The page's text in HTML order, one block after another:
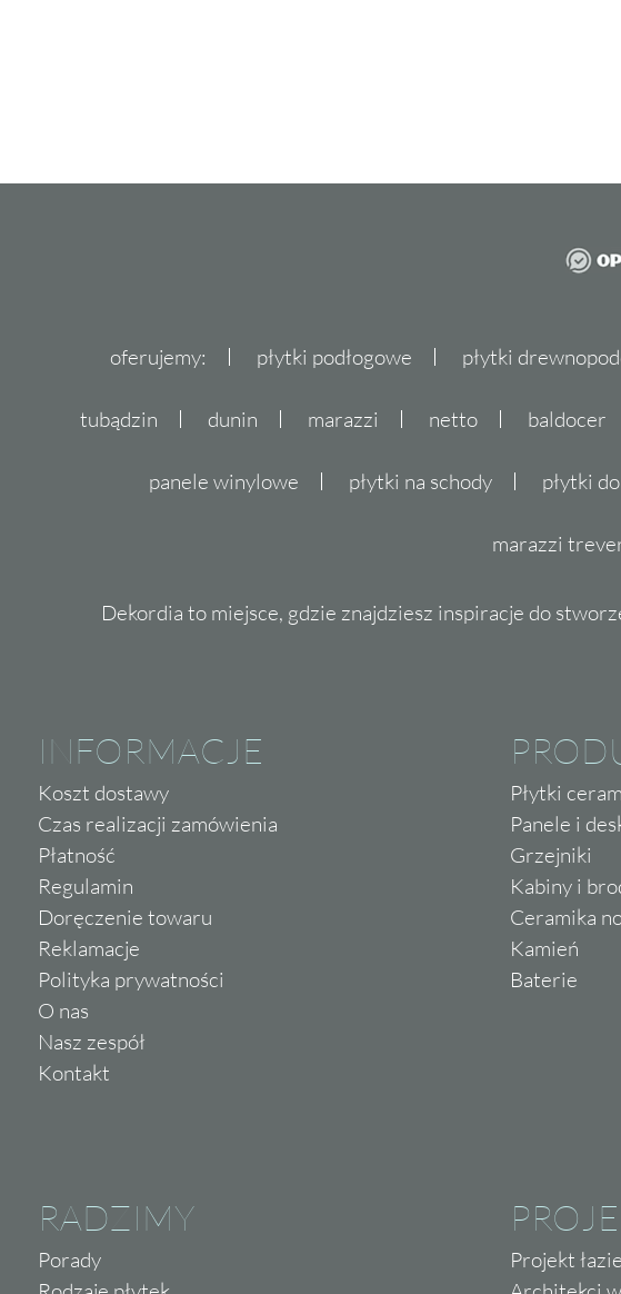
oferujemy: płytki podłogowe płytki
tubądzin dunin marazzi netto baldocer
panele winylowe płytki na schody płytki
marazzi
Dekordia to miejsce, gdzie znajdziesz inspiracje do
INFORMACJE
Koszt dostawy
Czas realizacji zamówienia
Płatność
Regulamin
Doręczenie towaru
Reklamacje
Polityka prywatności
O nas
Nasz zespół
Kontakt
Płytki
Panele i
Grzejniki
Kabiny i
Ceramika
Kamień
Baterie
RADZIMY
Porady
Projekt